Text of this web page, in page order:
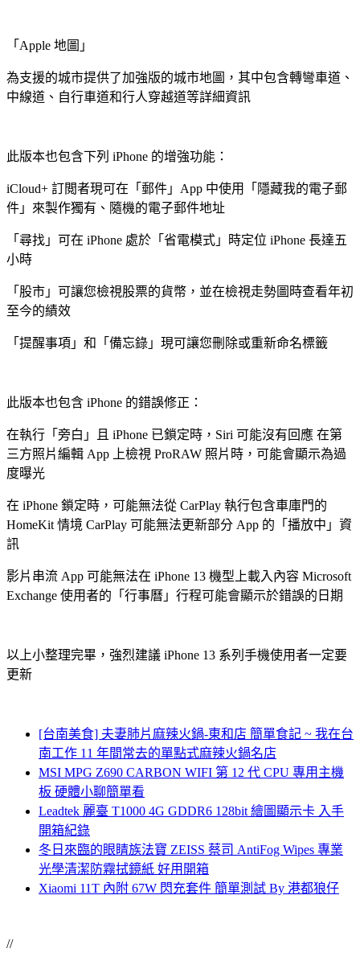
「Apple 地圖」
為支援的城市提供了加強版的城市地圖，其中包含轉彎車道、
中線道、自行車道和行人穿越道等詳細資訊
此版本也包含下列 iPhone 的增強功能：
iCloud+ 訂閲者現可在「郵件」App 中使用「隱藏我的電子郵
件」來製作獨有、隨機的電子郵件地址
「尋找」可在 iPhone 處於「省電模式」時定位 iPhone 長達五
小時
「股市」可讓您檢視股票的貨幣，並在檢視走勢圖時查看年初
至今的績效
「提醒事項」和「備忘錄」現可讓您刪除或重新命名標籤
此版本也包含 iPhone 的錯誤修正：
在執行「旁白」且 iPhone 已鎖定時，Siri 可能沒有回應 在第
三方照片編輯 App 上檢視 ProRAW 照片時，可能會顯示為過
度曝光
在 iPhone 鎖定時，可能無法從 CarPlay 執行包含車庫門的
HomeKit 情境 CarPlay 可能無法更新部分 App 的「播放中」資
訊
影片串流 App 可能無法在 iPhone 13 機型上載入內容 Microsoft
Exchange 使用者的「行事曆」行程可能會顯示於錯誤的日期
以上小整理完畢，強烈建議 iPhone 13 系列手機使用者一定要
更新
[台南美食] 夫妻肺片麻辣火鍋-東和店 簡單食記 ~ 我在台
南工作 11 年間常去的單點式麻辣火鍋名店
MSI MPG Z690 CARBON WIFI 第 12 代 CPU 專用主機
板 硬體小聊簡單看
Leadtek 麗臺 T1000 4G GDDR6 128bit 繪圖顯示卡 入手
開箱紀錄
冬日來臨的眼睛族法寶 ZEISS 蔡司 AntiFog Wipes 專業
光學清潔防霧拭鏡紙 好用開箱
Xiaomi 11T 內附 67W 閃充套件 簡單測試 By 港都狼仔
//